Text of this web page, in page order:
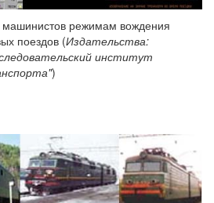
режимам вождения
поездов (Издательства:
институт
)